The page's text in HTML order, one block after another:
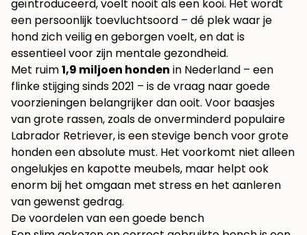
geïntroduceerd, voelt nooit als een kooi. Het wordt
een persoonlijk toevluchtsoord – dé plek waar je
hond zich veilig en geborgen voelt, en dat is
essentieel voor zijn mentale gezondheid.
Met ruim1,9 miljoen honden in Nederland – een
flinke stijging sinds 2021 – is de vraag naar goede
voorzieningen belangrijker dan ooit. Voor baasjes
van grote rassen, zoals de onverminderd populaire
Labrador Retriever, is een stevige bench voor grote
honden een absolute must. Het voorkomt niet alleen
ongelukjes en kapotte meubels, maar helpt ook
enorm bij het omgaan met stress en het aanleren
van gewenst gedrag.
De voordelen van een goede bench